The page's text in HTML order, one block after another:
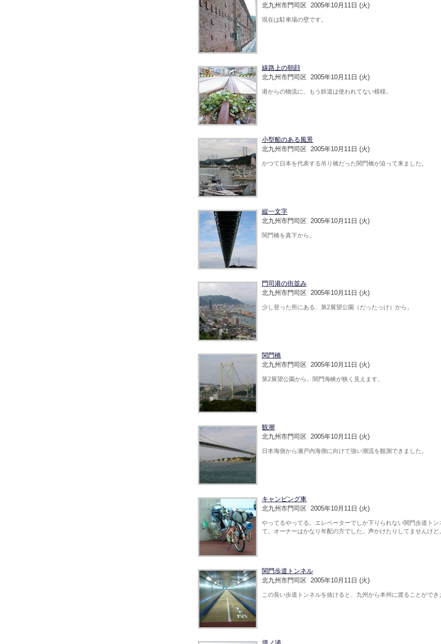
北九州市門司区 2005年10月11日 (火)
現在は駐車場の壁です。
線路上の朝顔
北九州市門司区 2005年10月11日 (火)
港からの物流に、もう鉄道は使われてない模様。
小型船のある風景
北九州市門司区 2005年10月11日 (火)
かつて日本を代表する吊り橋だった関門橋が迫って来ました。
縦一文字
北九州市門司区 2005年10月11日 (火)
関門橋を真下から。
門司港の街並み
北九州市門司区 2005年10月11日 (火)
少し登った所にある、第2展望公園（だったっけ）から。
関門橋
北九州市門司区 2005年10月11日 (火)
第2展望公園から。関門海峡が狭く見えます。
観潮
北九州市門司区 2005年10月11日 (火)
日本海側から瀬戸内海側に向けて強い潮流を観測できました。
キャンピング車
北九州市門司区 2005年10月11日 (火)
やってるやってる。エレベーターでしか下りられない関門歩道トン
て。オーナーはかなり年配の方でした。声かけたりしてませんけど。
関門歩道トンネル
北九州市門司区 2005年10月11日 (火)
この長い歩道トンネルを抜けると、九州から本州に渡ることができ